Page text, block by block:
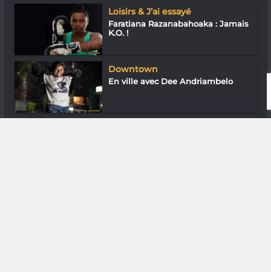
Loisirs & J’ai essayé
Faratiana Razanabahoaka : Jamais
K.O. !
Downtown
En ville avec Dee Andriambelo